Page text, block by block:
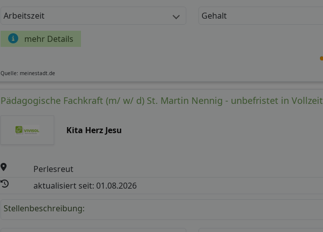
Arbeitszeit Gehalt
mehr Details
Quelle: meinestadt.de
Pädagogische Fachkraft (m/ w/ d) St. Martin Nennig - unbefristet in Vollzeit
Kita Herz Jesu
Perlesreut
aktualisiert seit: 01.08.2026
Stellenbeschreibung: